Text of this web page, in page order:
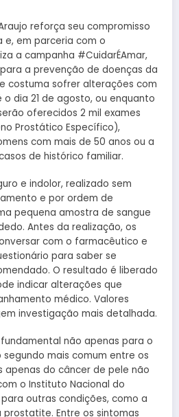
reforça seu compromisso
e, em parceria com o
a campanha #CuidarÉAmar,
a prevenção de doenças da
costuma sofrer alterações com
dia 21 de agosto, ou enquanto
oferecidos 2 mil exames
Prostático Específico),
com mais de 50 anos ou a
de histórico familiar.
e indolor, realizado sem
e por ordem de
pequena amostra de sangue
Antes da realização, os
com o farmacêutico e
para saber se
O resultado é liberado
indicar alterações que
médico. Valores
investigação mais detalhada.
não apenas para o
mais comum entre os
apenas do câncer de pele não
o Instituto Nacional do
outras condições, como a
Entre os sintomas